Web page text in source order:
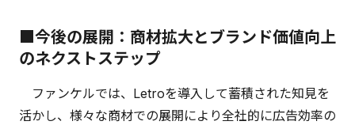
■今後の展開：商材拡大とブランド価値向上
のネクストステップ
ファンケルでは、Letroを導入して蓄積された知見を
活かし、様々な商材での展開により全社的に広告効率の